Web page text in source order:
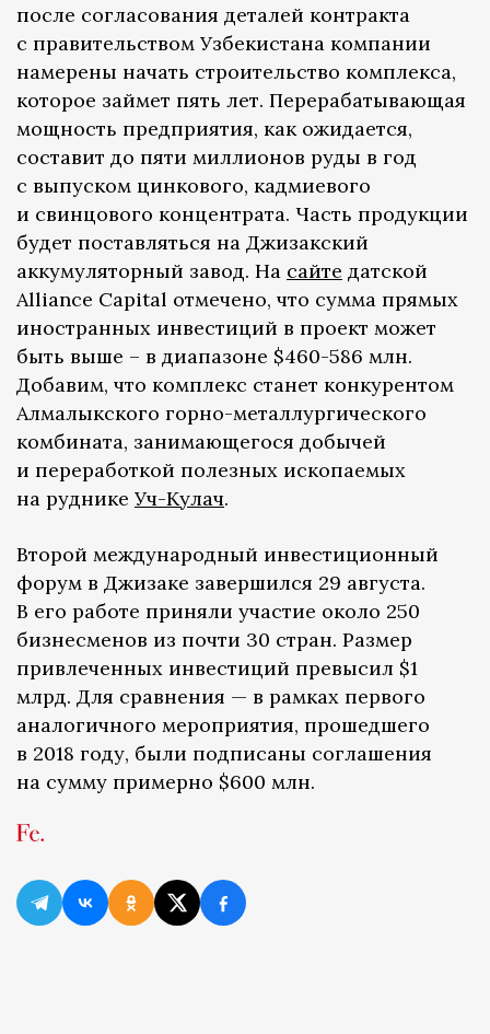
после согласования деталей контракта
с правительством Узбекистана компании
намерены начать строительство комплекса,
которое займет пять лет. Перерабатывающая
мощность предприятия, как ожидается,
составит до пяти миллионов руды в год
с выпуском цинкового, кадмиевого
и свинцового концентрата. Часть продукции
будет поставляться на Джизакский
аккумуляторный завод. На сайте датской
Alliance Capital отмечено, что сумма прямых
иностранных инвестиций в проект может
быть выше – в диапазоне $460-586 млн.
Добавим, что комплекс станет конкурентом
Алмалыкского горно-металлургического
комбината, занимающегося добычей
и переработкой полезных ископаемых
на руднике Уч-Кулач.
Второй международный инвестиционный
форум в Джизаке завершился 29 августа.
В его работе приняли участие около 250
бизнесменов из почти 30 стран. Размер
привлеченных инвестиций превысил $1
млрд. Для сравнения — в рамках первого
аналогичного мероприятия, прошедшего
в 2018 году, были подписаны соглашения
на сумму примерно $600 млн.